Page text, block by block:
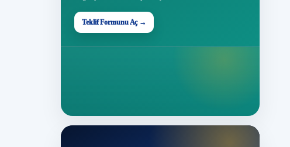
Teklif Formunu Aç →
Teklif